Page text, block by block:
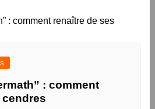
: comment
cendres